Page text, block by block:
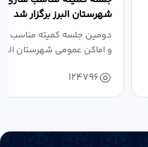
شهرستان البرز برگزار شد
دومین جلسه کمیته مناسب
و اماکن عمومی شهرستان
124796